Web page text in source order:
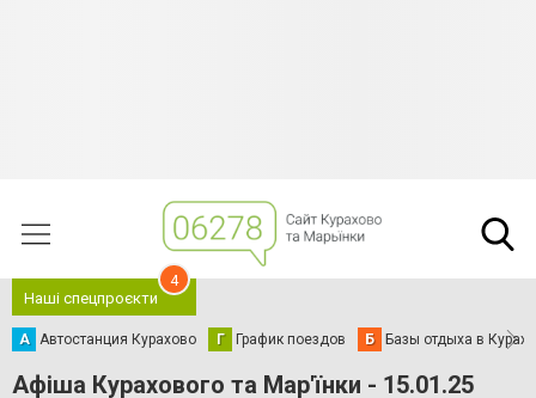
Наші спецпроєкти
4
А Автостанция Курахово Г График поездов Б Базы отдыха в
Афіша Курахового та Мар'їнки - 15.01.25